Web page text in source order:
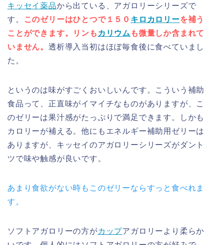
キッセイ薬品から出ている、アガロリーシリーズで
す。
このゼリーはひとつで１５０ キロカロリーを補う
ことができます。リンも カリウム も微量しか含まれて
いません。 透析導入当初はほぼ毎食後に食べていまし
た。
というのは味がすごくおいしいんです。こういう補助
食品って、正直味がイマイチなものがありますが、こ
のゼリーは果汁感がたっぷりで満足できます。しかも
カロリーが補える。他にもエネルギー補助用ゼリーは
ありますが、キッセイのアガロリーシリーズがダント
ツで味や触感が良いです。
あまり食欲がない時もこのゼリーならすっと食べれま
す。
ソフトアガロリーの方がカップアガロリーより柔らか